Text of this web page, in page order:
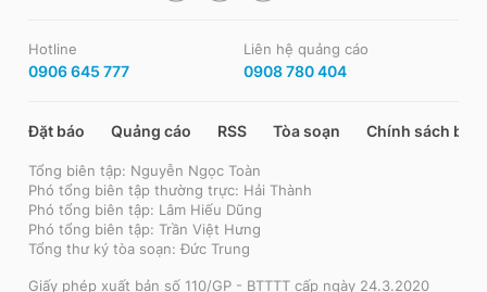
Hotline
0906 645 777
Liên hệ quảng cáo
0908 780 404
Đặt báo Quảng cáo RSS Tòa soạn Chính sách bảo
Tổng biên tập: Nguyễn Ngọc Toàn
Phó tổng biên tập thường trực: Hải Thành
Phó tổng biên tập: Lâm Hiếu Dũng
Phó tổng biên tập: Trần Việt Hưng
Tổng thư ký tòa soạn: Đức Trung
Giấy phép xuất bản số 110/GP - BTTTT cấp ngày 24.3.2020